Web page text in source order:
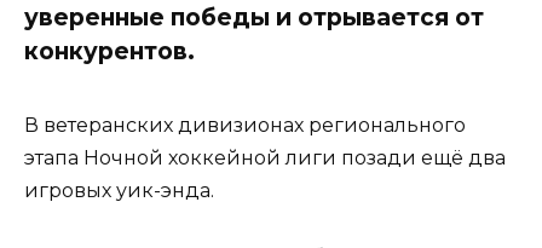
уверенные победы и отрывается от
конкурентов.
В ветеранских дивизионах регионального
этапа Ночной хоккейной лиги позади ещё два
игровых уик-энда.